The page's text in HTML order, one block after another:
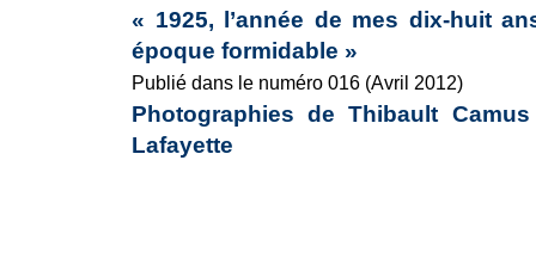
« 1925, l’année de mes dix-huit
époque formidable »
Publié dans le numéro 016 (Avril 2012)
Photographies de Thibault
Lafayette